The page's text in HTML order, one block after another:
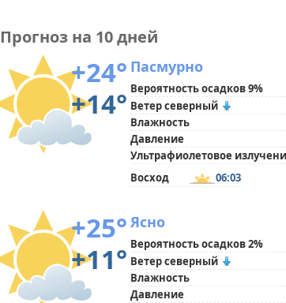
Прогноз на 10 дней
+24°
+14°
Пасмурно
Вероятность осадков 9%
Ветер северный
Влажность
Давление
Ультрафиолетовое
Восход
06:03
+25°
+11°
Ясно
Вероятность осадков 2%
Ветер северный
Влажность
Давление